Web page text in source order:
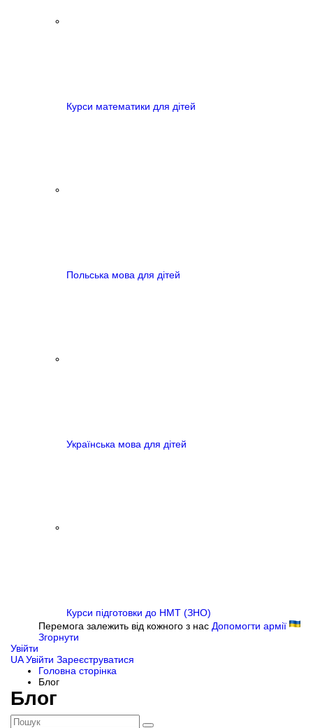
Курси математики для дітей
Польська мова для дітей
Українська мова для дітей
Курси підготовки до НМТ (ЗНО)
Перемога залежить від кожного з нас Допомогти армії
Згорнути
Увійти
UA Увійти Зареєструватися
Головна сторінка
Блог
Блог